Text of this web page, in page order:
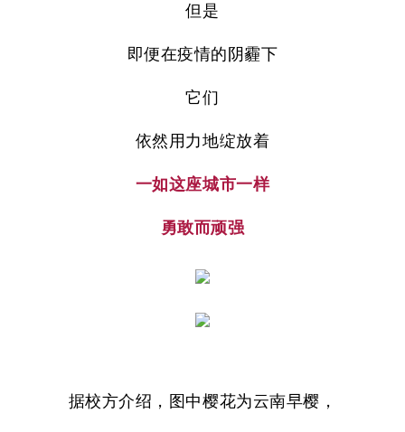
但是
即便在疫情的阴霾下
它们
依然用力地绽放着
一如这座城市一样
勇敢而顽强
据校方介绍，图中樱花为云南早樱，